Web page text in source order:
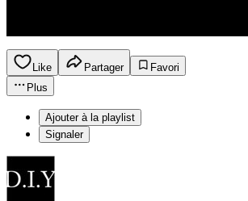
Like Partager
Favori
Plus
Ajouter à la playlist
Signaler